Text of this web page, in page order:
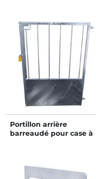
Portillon arrière
barreaudé pour case à